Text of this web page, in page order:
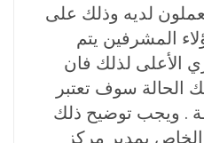
لديه وذلك على
المشرفين يتم
الأعلى لذلك فان
الحالة سوف تعتبر
. ويجب توضيح ذلك
الخاص بمدير مركز